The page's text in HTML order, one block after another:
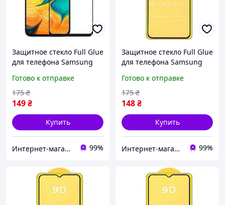
Защитное стекло Full Glue
для телефона Samsung
) - Black
Готово к отправке
149₴
175 ₴
Купить
Интернет-магазин EVSE 99%
Защитное стекло Full Glue
для телефона Samsung
M205 ) - Black
Готово к отправке
148₴
175 ₴
Купить
Интернет-магазин EVSE 99%